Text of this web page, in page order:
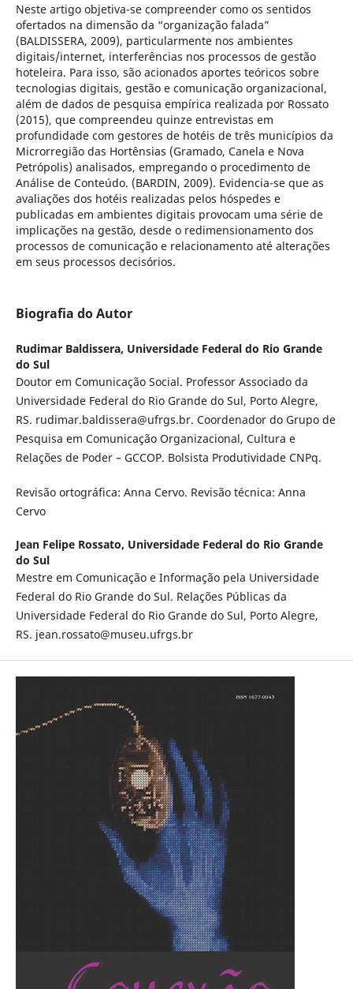
Neste artigo objetiva-se compreender como os sentidos
ofertados na dimensão da “organização falada”
(BALDISSERA, 2009), particularmente nos ambientes
digitais/internet, interferências nos processos de gestão
hoteleira. Para isso, são acionados aportes teóricos sobre
tecnologias digitais, gestão e comunicação organizacional,
além de dados de pesquisa empírica realizada por Rossato
(2015), que compreendeu quinze entrevistas em
profundidade com gestores de hotéis de três municípios da
Microrregião das Hortênsias (Gramado, Canela e Nova
Petrópolis) analisados, empregando o procedimento de
Análise de Conteúdo. (BARDIN, 2009). Evidencia-se que as
avaliações dos hotéis realizadas pelos hóspedes e
publicadas em ambientes digitais provocam uma série de
implicações na gestão, desde o redimensionamento dos
processos de comunicação e relacionamento até alterações
em seus processos decisórios.
Biografia do Autor
Rudimar Baldissera, Universidade Federal do Rio Grande
do Sul
Doutor em Comunicação Social. Professor Associado da
Universidade Federal do Rio Grande do Sul, Porto Alegre,
RS. rudimar.baldissera@ufrgs.br. Coordenador do Grupo de
Pesquisa em Comunicação Organizacional, Cultura e
Relações de Poder – GCCOP. Bolsista Produtividade CNPq.
Revisão ortográfica: Anna Cervo. Revisão técnica: Anna
Cervo
Jean Felipe Rossato, Universidade Federal do Rio Grande
do Sul
Mestre em Comunicação e Informação pela Universidade
Federal do Rio Grande do Sul. Relações Públicas da
Universidade Federal do Rio Grande do Sul, Porto Alegre,
RS. jean.rossato@museu.ufrgs.br